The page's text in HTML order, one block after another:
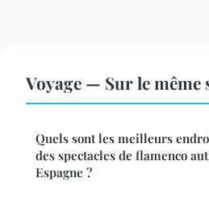
Voyage — Sur le même
Quels sont les meilleurs
des spectacles de flamenco
Espagne ?